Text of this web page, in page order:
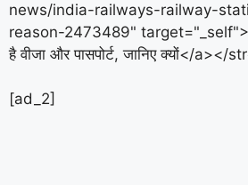
news/india-railways-railway-
reason-2473489"
है वीजा और पासपोर्ट, जानिए क्यों</a></
[ad_2]